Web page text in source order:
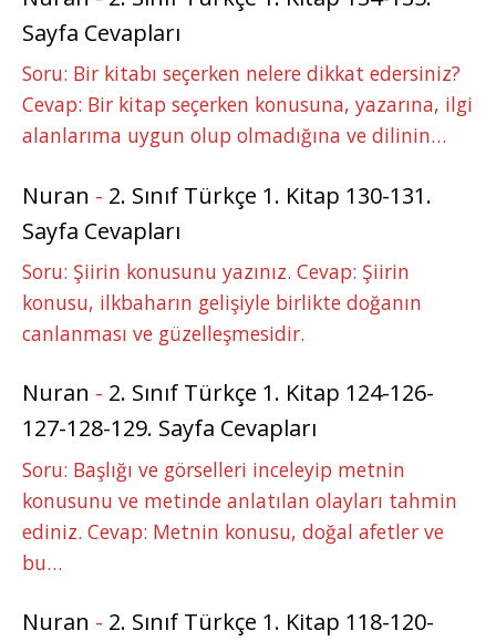
Sayfa Cevapları
Soru: Bir kitabı seçerken nelere dikkat edersiniz?
Cevap: Bir kitap seçerken konusuna, yazarına, ilgi
alanlarıma uygun olup olmadığına ve dilinin…
Nuran - 2. Sınıf Türkçe 1. Kitap 130-131.
Sayfa Cevapları
Soru: Şiirin konusunu yazınız. Cevap: Şiirin
konusu, ilkbaharın gelişiyle birlikte doğanın
canlanması ve güzelleşmesidir.
Nuran - 2. Sınıf Türkçe 1. Kitap 124-126-
127-128-129. Sayfa Cevapları
Soru: Başlığı ve görselleri inceleyip metnin
konusunu ve metinde anlatılan olayları tahmin
ediniz. Cevap: Metnin konusu, doğal afetler ve
bu…
Nuran - 2. Sınıf Türkçe 1. Kitap 118-120-